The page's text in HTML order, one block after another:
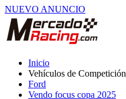
NUEVO ANUNCIO
Inicio
Vehículos de Competición
Ford
Vendo focus copa 2025